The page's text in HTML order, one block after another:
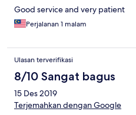
Good service and very patient
Perjalanan 1 malam
Ulasan terverifikasi
8/10 Sangat bagus
15 Des 2019
Terjemahkan dengan Google